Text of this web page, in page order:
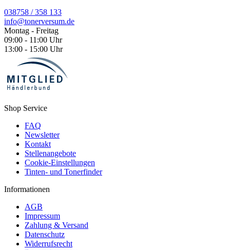
038758 / 358 133
info@tonerversum.de
Montag - Freitag
09:00 - 11:00 Uhr
13:00 - 15:00 Uhr
Shop Service
FAQ
Newsletter
Kontakt
Stellenangebote
Cookie-Einstellungen
Tinten- und Tonerfinder
Informationen
AGB
Impressum
Zahlung & Versand
Datenschutz
Widerrufsrecht